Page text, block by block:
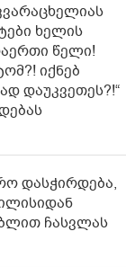
ხელის
წელი!
იქნებ
დაუკვეთეს?!“
დასჭირდება,
ჩასვლას